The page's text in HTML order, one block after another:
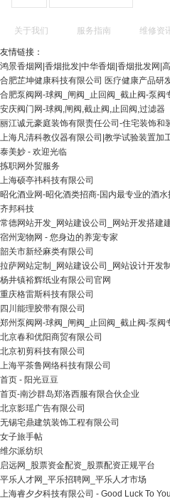
关于我们 服务指南 维修资
友情链接：
鸿景香烟网|香烟批发|中华香烟|香烟批发网|
合肥芷坤健康科技有限公司 医疗健康产品研
合肥泵阀网-球阀_闸阀_止回阀_截止阀-泵阀
安庆阀门网-球阀,闸阀,截止阀,止回阀,过滤器
丽江诚元豪庭装饰有限责任公司-住宅装饰和
上海凡清科教仪器有限公司|教学试验装置加
泰美妙 - 欢迎光临
拣职网外贸服务
上海硕亭祎科技有限公司
昭化酒业网-昭化酒类招商-国内最专业的酒水
齐邦科技
常德网站开发_网站建设公司_网站开发搭建
宿州宠物网 - 您身边的养宠专家
韶关市新经麻类有限公司
拉萨网站定制_网站建设公司_网站设计开发
杨井镇裕辉纸业有限公司官网
重庆格雷斯科技有限公司
四川能理胶带有限公司
郑州泵阀网-球阀_闸阀_止回阀_截止阀-泵阀
北京春和优阳商贸有限公司
北京初剪科技有限公司
上海平茶鲁网络科技有限公司
首页 - 阳光豆豆
首页-南沙群岛郑洛西服有限合伙企业
北京影瑶广告有限公司
无锡宅鼎建筑装饰工程有限公司
女子旅手帖
维尔派纺织
启远网_股票资金配资_股票配资正规平台
平乐人才网_平乐招聘网_平乐人才市场
上海睿夕夕科技有限公司 - Good Luck To